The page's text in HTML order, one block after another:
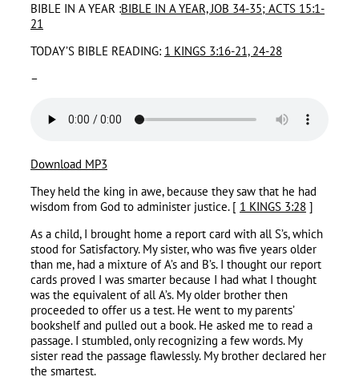
BIBLE IN A YEAR :BIBLE IN A YEAR, JOB 34-35; ACTS 15:1-
21
TODAY’S BIBLE READING: 1 KINGS 3:16-21, 24-28
–
Download MP3
They held the king in awe, because they saw that he had
wisdom from God to administer justice. [ 1 KINGS 3:28 ]
As a child, I brought home a report card with all S’s, which
stood for Satisfactory. My sister, who was five years older
than me, had a mixture of A’s and B’s. I thought our report
cards proved I was smarter because I had what I thought
was the equivalent of all A’s. My older brother then
proceeded to offer us a test. He went to my parents’
bookshelf and pulled out a book. He asked me to read a
passage. I stumbled, only recognizing a few words. My
sister read the passage flawlessly. My brother declared her
the smartest.